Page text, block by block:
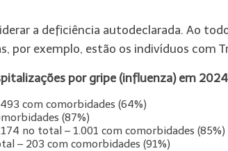
a deficiência autodeclarada. Ao
por exemplo, estão os indivíduos com
por gripe (influenza) em 2024
com comorbidades (64%)
(87%)
no total – 1.001 com comorbidades (85%)
– 203 com comorbidades (91%)